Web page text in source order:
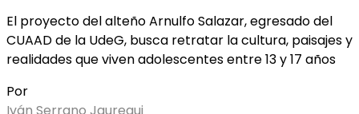
El proyecto del alteño Arnulfo Salazar, egresado del
CUAAD de la UdeG, busca retratar la cultura, paisajes y
realidades que viven adolescentes entre 13 y 17 años
Por
Iván Serrano Jauregui